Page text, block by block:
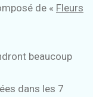
de « Fleurs
beaucoup
dans les 7